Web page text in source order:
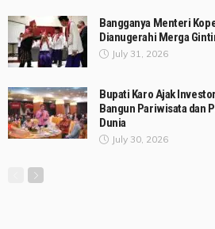
Bangganya Menteri
Dianugerahi Merga
July 31, 2026
Bupati Karo Ajak
Bangun Pariwisata dan
Dunia
July 30, 2026